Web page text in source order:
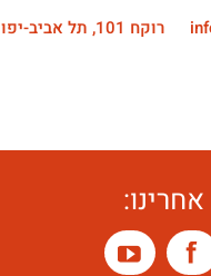
רוקח 101, תל אביב-יפו